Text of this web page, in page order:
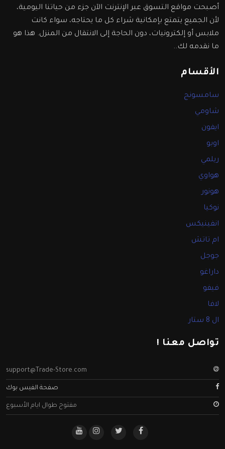
أصبحت مواقع التسوق عبر الإنترنت الآن جزء من حياتنا اليومية،
لأن الجميع يتمتع بإمكانية شراء كل ما يحتاجه، سواء كانت
ملابس أو إلكترونيات، دون الحاجة إلى الانتقال من المنزل. هذا هو
ما نقدمه لك..
الأقسام
سامسونج
شاومي
ايفون
اوبو
ريلمي
هواوي
هونور
نوكيا
انفينيكس
ام تاتش
جوجل
داراغو
فيفو
لافا
ال 8 ستار
تواصل معنا !
support@Trade-Store.com
صفحة الفيس بوك
مفتوح طوال ايام الأسبوع